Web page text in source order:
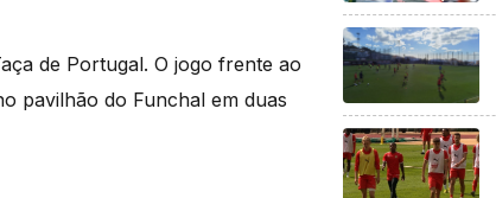
de Portugal. O jogo frente ao
pavilhão do Funchal em duas